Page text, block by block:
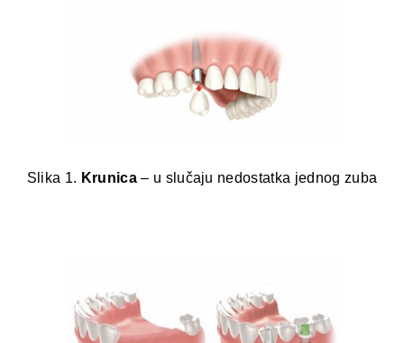
Slika 1. Krunica– u slučaju nedostatka jednog zuba